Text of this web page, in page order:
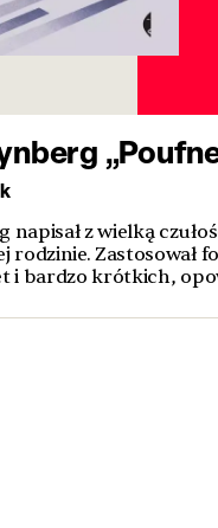
napisał z wielką
rodzinie. Zastosował
i bardzo krótkich,